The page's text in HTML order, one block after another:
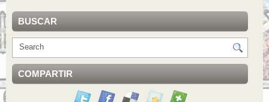
BUSCAR
COMPARTIR